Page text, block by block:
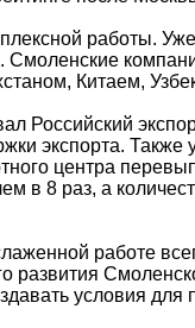
работы.
Смоленские
Китаем,
Российский
экспорта.
центра
в 8 раз, а
работе
развития
условия